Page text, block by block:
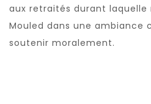
aux retraités durant laquelle
Mouled dans une ambiance
soutenir moralement.